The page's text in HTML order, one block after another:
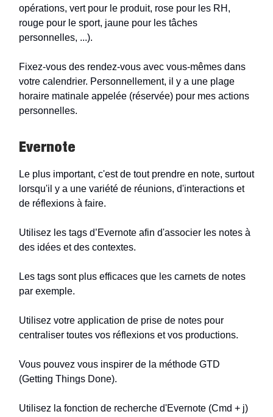
opérations, vert pour le produit, rose pour les RH,
rouge pour le sport, jaune pour les tâches
personnelles, ...).
Fixez-vous des rendez-vous avec vous-mêmes dans
votre calendrier. Personnellement, il y a une plage
horaire matinale appelée (réservée) pour mes actions
personnelles.
Evernote
Le plus important, c'est de tout prendre en note, surtout
lorsqu'il y a une variété de réunions, d'interactions et
de réflexions à faire.
Utilisez les tags d’Evernote afin d'associer les notes à
des idées et des contextes.
Les tags sont plus efficaces que les carnets de notes
par exemple.
Utilisez votre application de prise de notes pour
centraliser toutes vos réflexions et vos productions.
Vous pouvez vous inspirer de la méthode GTD
(Getting Things Done).
Utilisez la fonction de recherche d'Evernote (Cmd + j)